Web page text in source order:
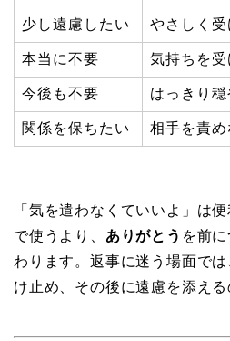
少し遠慮したい やさしく受
本当に不要 気持ちを受
今後も不要 はっきり
関係を保ちたい 相手を責め
「気を遣わなくていいよ」は
で使うより、 ありがとう を前
わります。返事に迷う場面で
け止め、その後に遠慮を添える